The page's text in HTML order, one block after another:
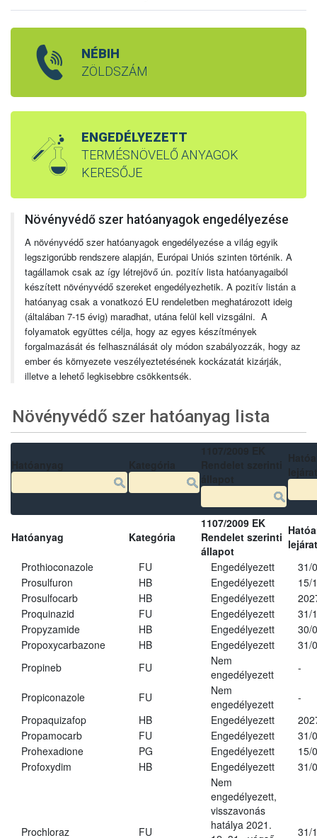
NÉBIH
ZÖLDSZÁM
ENGEDÉLYEZETT
TERMÉSNÖVELŐ ANYAGOK
KERESŐJE
Növényvédő szer hatóanyagok engedélyezése
A növényvédő szer hatóanyagok engedélyezése a világ egyik
legszigorúbb rendszere alapján, Európai Uniós szinten történik. A
tagállamok csak az így létrejövő ún. pozitív lista hatóanyagaiból
készített növényvédő szereket engedélyezhetik. A pozitív listán a
hatóanyag csak a vonatkozó EU rendeletben meghatározott ideig
(általában 7-15 évig) maradhat, utána felül kell vizsgálni. A
folyamatok együttes célja, hogy az egyes készítmények
forgalmazását és felhasználását oly módon szabályozzák, hogy az
ember és környezete veszélyeztetésének kockázatát kizárják,
illetve a lehető legkisebbre csökkentsék.
Növényvédő szer hatóanyag lista
Hatóanyag Kategória
1107/2009 EK
Rendelet szerinti
állapot
Prothioconazole
FU Engedélyezett
31/
Prosulfuron
HB Engedélyezett
15/
Prosulfocarb
HB Engedélyezett
Proquinazid
FU Engedélyezett
31/
Propyzamide
HB Engedélyezett
30/
Propoxycarbazone
HB Engedélyezett
31/
Propineb
FU
Nem
engedélyezett
-
Propiconazole FU
Nem
engedélyezett
-
Propaquizafop
HB Engedélyezett
Propamocarb
FU Engedélyezett
31/
Prohexadione
PG Engedélyezett
15/
Profoxydim
HB Engedélyezett 31/
Prochloraz FU
Nem
engedélyezett,
visszavonás
hatálya 2021.
31/